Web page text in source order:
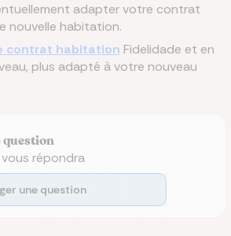
adapter votre contrat
nouvelle habitation.
contrat habitation Fidelidade et en
plus adapté à votre nouveau
question
répondra
une question